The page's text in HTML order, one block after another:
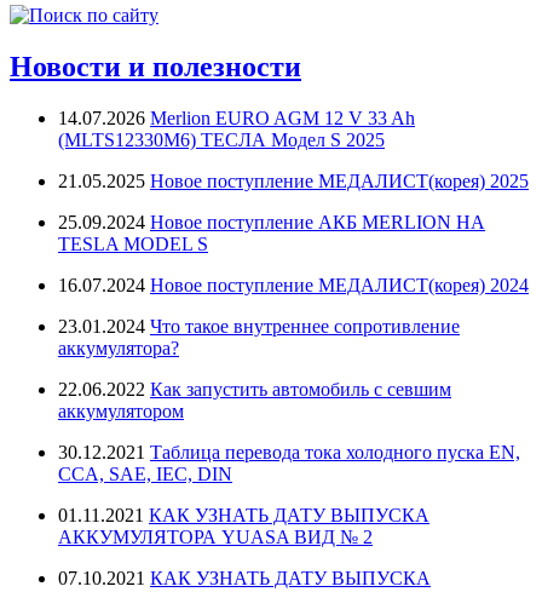
Новости и полезности
14.07.2026 Merlion EURO AGM 12 V 33 Ah
(MLTS12330M6) ТЕСЛА Модел S 2025
21.05.2025 Новое поступление МЕДАЛИСТ(корея) 2025
25.09.2024 Новое поступление АКБ MERLION НА
TESLA MODEL S
16.07.2024 Новое поступление МЕДАЛИСТ(корея) 2024
23.01.2024 Что такое внутреннее сопротивление
аккумулятора?
22.06.2022 Как запустить автомобиль с севшим
аккумулятором
30.12.2021 Таблица перевода тока холодного пуска EN,
CCA, SAE, IEC, DIN
01.11.2021 КАК УЗНАТЬ ДАТУ ВЫПУСКА
АККУМУЛЯТОРА YUASA ВИД № 2
07.10.2021 КАК УЗНАТЬ ДАТУ ВЫПУСКА